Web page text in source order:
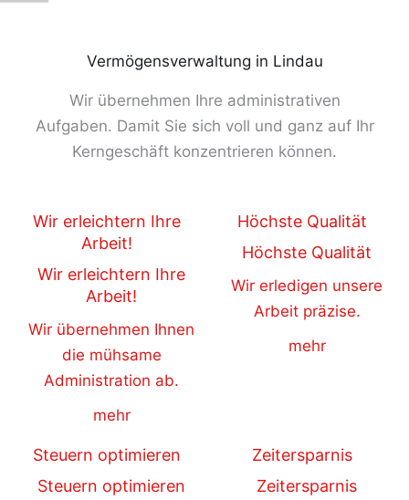
Vermögensverwaltung in Lindau
Wir übernehmen Ihre administrativen
Aufgaben. Damit Sie sich voll und ganz auf Ihr
Kerngeschäft konzentrieren können.
Wir erleichtern Ihre
Arbeit!
Wir erleichtern Ihre
Arbeit!
Wir übernehmen Ihnen
die mühsame
Administration ab.
mehr
Höchste Qualität
Höchste Qualität
Wir erledigen unsere
Arbeit präzise.
mehr
Steuern optimieren
Steuern optimieren
Zeitersparnis
Zeitersparnis